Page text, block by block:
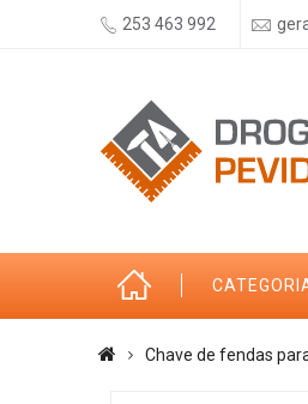
253 463 992
Chave de fendas